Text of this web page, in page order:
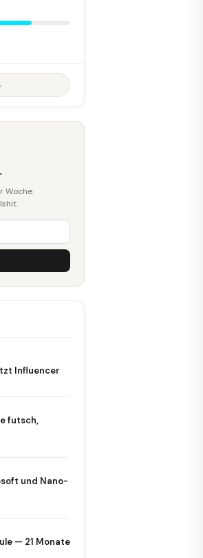
Woche.
Influencer
futsch,
und Nano-
— 21 Monate